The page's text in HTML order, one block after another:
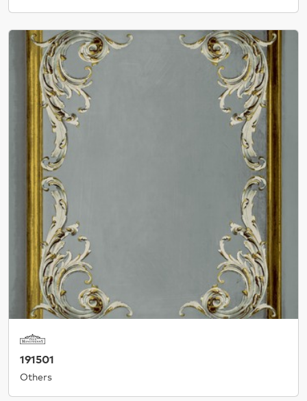
191501
Others